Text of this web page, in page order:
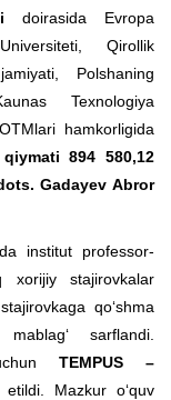
doirasida Evropa
Qirollik
Polshaning
Texnologiya
hamkorligida
894 580,12
Gadayev Abror
institut professor-
xorijiy stajirovkalar
qo‘shma
mablag‘ sarflandi.
uchunTEMPUS –
Mazkur o‘quv